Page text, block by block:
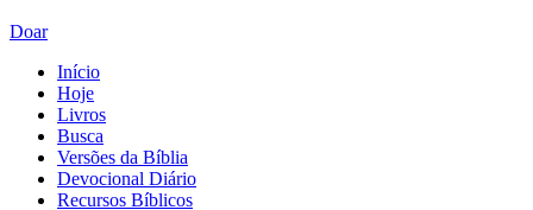
Doar
Início
Hoje
Livros
Busca
Versões da Bíblia
Devocional Diário
Recursos Bíblicos